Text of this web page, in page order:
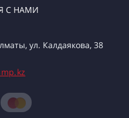
С НАМИ
ул. Калдаякова, 38